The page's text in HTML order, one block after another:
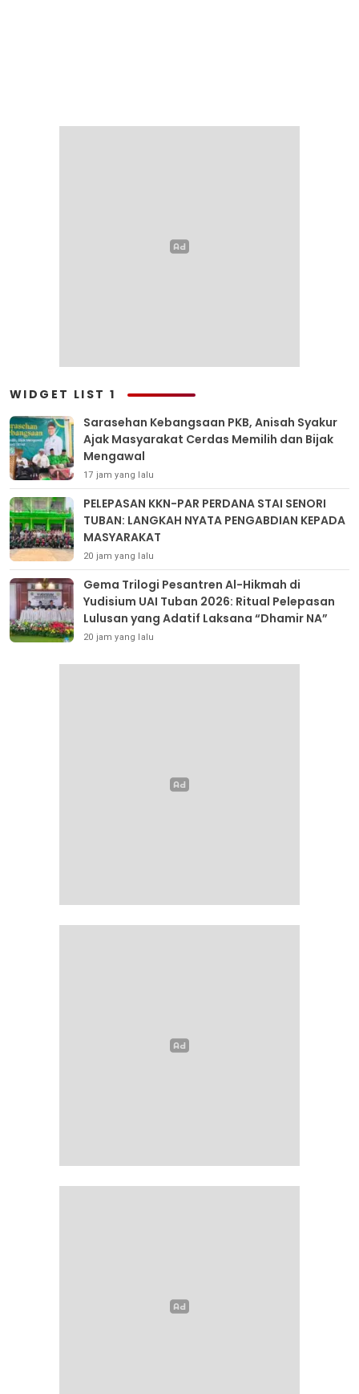
WIDGET LIST 1
Sarasehan Kebangsaan PKB, Anisah Syakur
Ajak Masyarakat Cerdas Memilih dan Bijak
Mengawal
17 jam yang lalu
PELEPASAN KKN-PAR PERDANA STAI SENORI
TUBAN: LANGKAH NYATA PENGABDIAN KEPADA
MASYARAKAT
20 jam yang lalu
Gema Trilogi Pesantren Al-Hikmah di
Yudisium UAI Tuban 2026: Ritual Pelepasan
Lulusan yang Adatif Laksana “Dhamir NA”
20 jam yang lalu